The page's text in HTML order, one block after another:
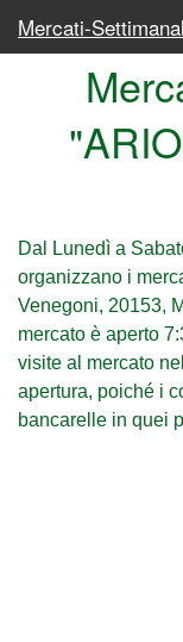
Mercati-
Giovedì
Venerdì
Sabato
Elenco completo dei
Dal Lunedì a
organizzano i
Venegoni, 20153,
mercato è aperto
visite al mercato
apertura, poiché i
bancarelle in quei